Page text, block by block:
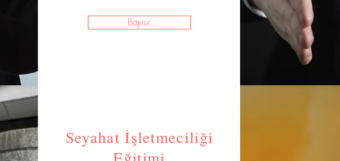
Başvur
Seyahat İşletmeciliği